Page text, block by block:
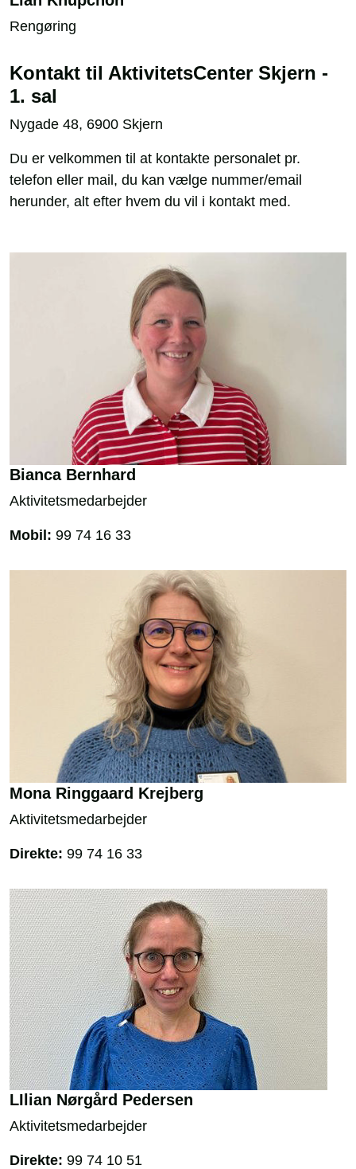
Rengøring
Kontakt til AktivitetsCenter Skjern -
1. sal
Nygade 48, 6900 Skjern
Du er velkommen til at kontakte personalet pr.
telefon eller mail, du kan vælge nummer/email
herunder, alt efter hvem du vil i kontakt med.
Bianca Bernhard
Aktivitetsmedarbejder
Mobil: 99 74 16 33
Mona Ringgaard Krejberg
Aktivitetsmedarbejder
Direkte: 99 74 16 33
LIlian Nørgård Pedersen
Aktivitetsmedarbejder
Direkte: 99 74 10 51